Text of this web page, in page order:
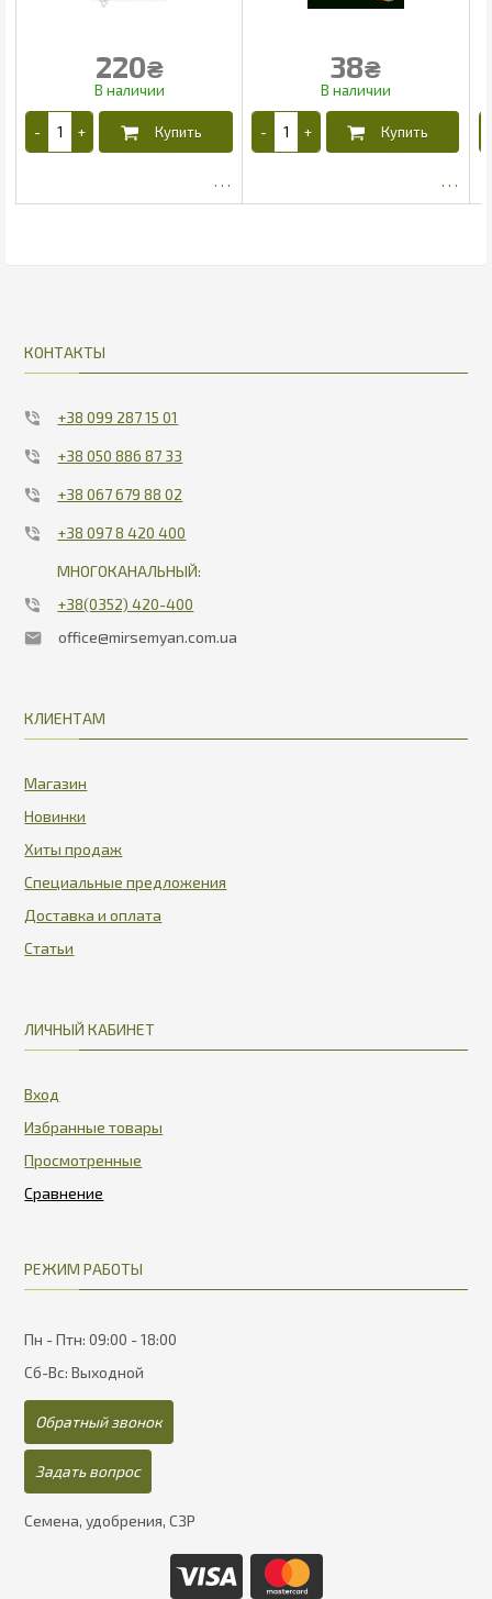
220₴ 38₴
КОНТАКТЫ
+38 099 287 15 01
+38 050 886 87 33
+38 067 679 88 02
+38 097 8 420 400
МНОГОКАНАЛЬНЫЙ:
+38(0352) 420-400
office@mirsemyan.com.ua
КЛИЕНТАМ
Магазин
Новинки
Хиты продаж
Специальные предложения
Доставка и оплата
Статьи
ЛИЧНЫЙ КАБИНЕТ
Вход
Избранные товары
Просмотренные
РЕЖИМ РАБОТЫ
Пн - Птн: 09:00 - 18:00
Сб-Вс: Выходной
Обратный звонок
Задать вопрос
Семена, удобрения, СЗР